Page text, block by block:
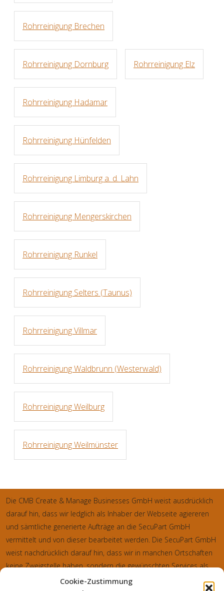
Cookie-Zustimmung
Rohrreinigung Brechen
Rohrreinigung Dornburg Rohrreinigung Elz
Rohrreinigung Hadamar
Rohrreinigung Hünfelden
Rohrreinigung Limburg a. d. Lahn
Rohrreinigung Mengerskirchen
Rohrreinigung Runkel
Rohrreinigung Selters (Taunus)
Rohrreinigung Villmar
Rohrreinigung Waldbrunn (Westerwald)
Rohrreinigung Weilburg
Rohrreinigung Weilmünster
Die CMB Create & Manage Businesses GmbH weist ausdrücklich
darauf hin, dass wir ledglich als Inhaber der Webseite agiereren
und sämtliche generierte Aufträge an die SecuPart GmbH
vermittelt und von dieser bearbeitet werden. Die SecuPart GmbH
weist nachdrücklich darauf hin, dass wir in manchen Ortschaften
keine Zweigstelle haben, sondern die gewünschten Services als
mobiler Dienstleister zu unserem fairen Ortstarif bieten. Neben